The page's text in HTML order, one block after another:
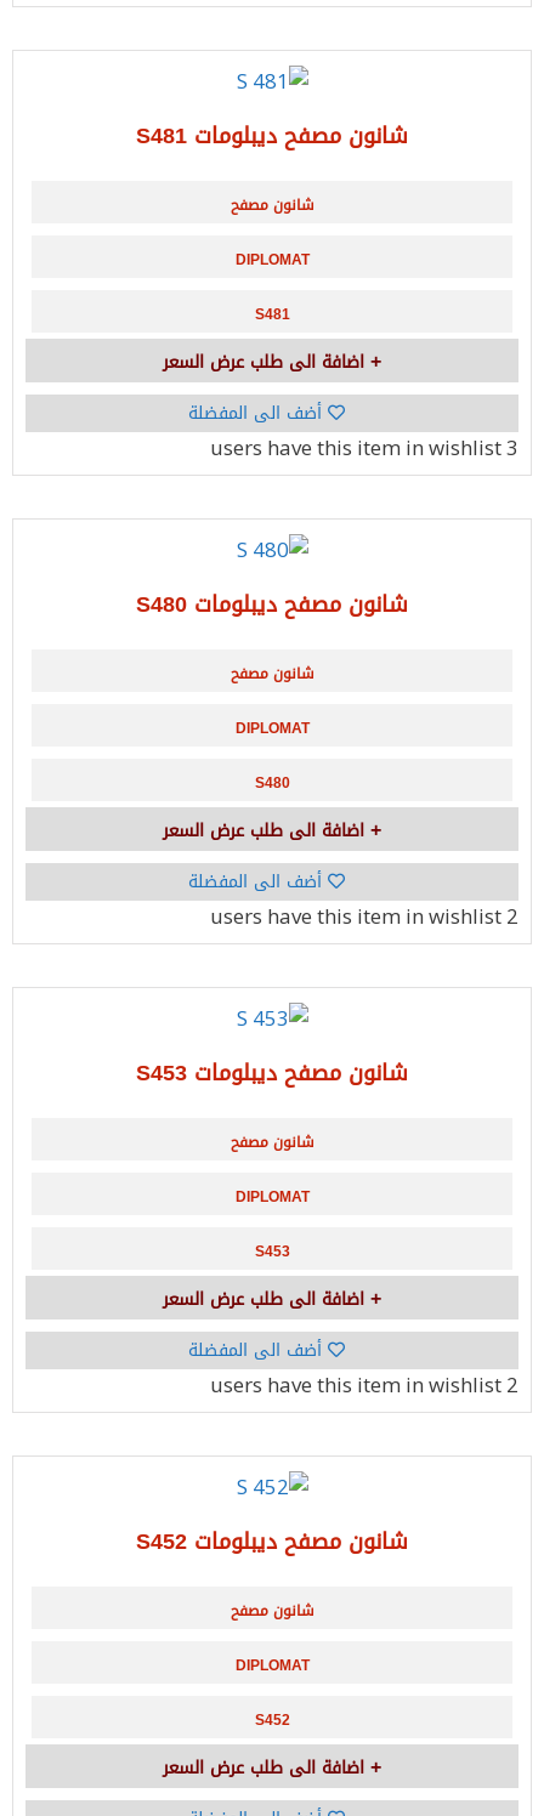
شانون مصفح ديبلومات S481
شانون مصفح
DIPLOMAT
S481
اضافة الى طلب عرض السعر
أضف الى المفضلة
3 users
have this item in wishlist
شانون مصفح ديبلومات S480
شانون مصفح
DIPLOMAT
S480
اضافة الى طلب عرض السعر
أضف الى المفضلة
2 users
have this item in wishlist
شانون مصفح ديبلومات S453
شانون مصفح
DIPLOMAT
S453
اضافة الى طلب عرض السعر
أضف الى المفضلة
2 users
have this item in wishlist
شانون مصفح ديبلومات S452
شانون مصفح
DIPLOMAT
S452
اضافة الى طلب عرض السعر